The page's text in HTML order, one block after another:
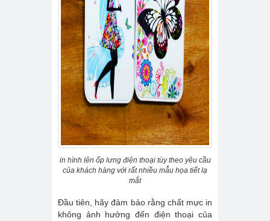
in hình lên ốp lưng điện thoại tùy theo yêu cầu
của khách hàng với rất nhiều mẫu họa tiết lạ
mắt
Đầu tiên, hãy đảm bảo rằng chất mực in
không ảnh hưởng đến điện thoại của